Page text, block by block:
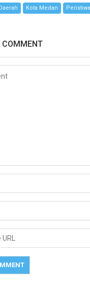
Kota Medan Peristiwa
COMMENT